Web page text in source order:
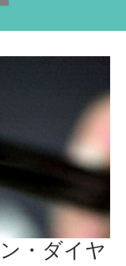
・ダイヤ